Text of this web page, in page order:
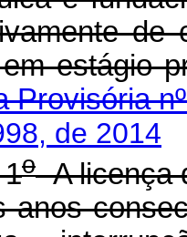
de
em
Provisória
de 2014
oA licença
anos